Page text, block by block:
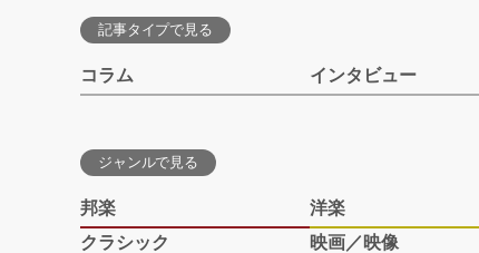
記事タイプで見る
コラム インタビュー
ジャンルで見る
邦楽 洋楽
クラシック
映画／映像